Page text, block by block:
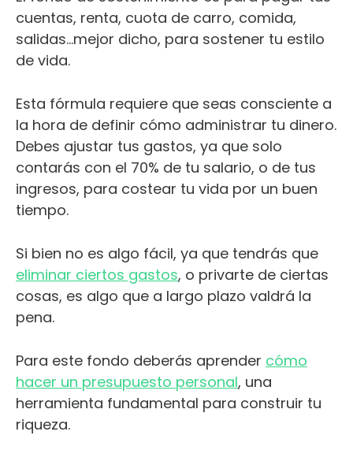
cuentas, renta, cuota de carro, comida,
salidas…mejor dicho, para sostener tu estilo
de vida.
Esta fórmula requiere que seas consciente a
la hora de definir cómo administrar tu dinero.
Debes ajustar tus gastos, ya que solo
contarás con el 70% de tu salario, o de tus
ingresos, para costear tu vida por un buen
tiempo.
Si bien no es algo fácil, ya que tendrás que
eliminar ciertos gastos, o privarte de ciertas
cosas, es algo que a largo plazo valdrá la
pena.
Para este fondo deberás aprender cómo
hacer un presupuesto personal, una
herramienta fundamental para construir tu
riqueza.